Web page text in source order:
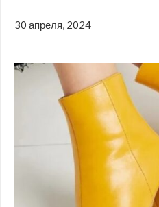
30 апреля, 2024